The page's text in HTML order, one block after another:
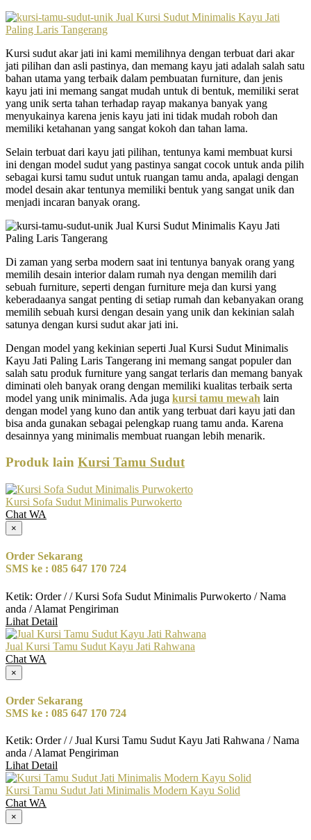
Kursi sudut akar jati ini kami memilihnya dengan terbuat dari akar
jati pilihan dan asli pastinya, dan memang kayu jati adalah salah satu
bahan utama yang terbaik dalam pembuatan furniture, dan jenis
kayu jati ini memang sangat mudah untuk di bentuk, memiliki serat
yang unik serta tahan terhadap rayap makanya banyak yang
menyukainya karena jenis kayu jati ini tidak mudah roboh dan
memiliki ketahanan yang sangat kokoh dan tahan lama.
Selain terbuat dari kayu jati pilihan, tentunya kami membuat kursi
ini dengan model sudut yang pastinya sangat cocok untuk anda pilih
sebagai kursi tamu sudut untuk ruangan tamu anda, apalagi dengan
model desain akar tentunya memiliki bentuk yang sangat unik dan
menjadi incaran banyak orang.
Di zaman yang serba modern saat ini tentunya banyak orang yang
memilih desain interior dalam rumah nya dengan memilih dari
sebuah furniture, seperti dengan furniture meja dan kursi yang
keberadaanya sangat penting di setiap rumah dan kebanyakan orang
memilih sebuah kursi dengan desain yang unik dan kekinian salah
satunya dengan kursi sudut akar jati ini.
Dengan model yang kekinian seperti Jual Kursi Sudut Minimalis
Kayu Jati Paling Laris Tangerang ini memang sangat populer dan
salah satu produk furniture yang sangat terlaris dan memang banyak
diminati oleh banyak orang dengan memiliki kualitas terbaik serta
model yang unik minimalis. Ada juga kursi tamu mewah lain
dengan model yang kuno dan antik yang terbuat dari kayu jati dan
bisa anda gunakan sebagai pelengkap ruang tamu anda. Karena
desainnya yang minimalis membuat ruangan lebih menarik.
Produk lain Kursi Tamu Sudut
Kursi Sofa Sudut Minimalis Purwokerto
Chat WA
×
Order Sekarang
SMS ke : 085 647 170 724
Ketik: Order / / Kursi Sofa Sudut Minimalis Purwokerto / Nama
anda / Alamat Pengiriman
Lihat Detail
Jual Kursi Tamu Sudut Kayu Jati Rahwana
Chat WA
×
Order Sekarang
SMS ke : 085 647 170 724
Ketik: Order / / Jual Kursi Tamu Sudut Kayu Jati Rahwana / Nama
anda / Alamat Pengiriman
Lihat Detail
Kursi Tamu Sudut Jati Minimalis Modern Kayu Solid
Chat WA
×